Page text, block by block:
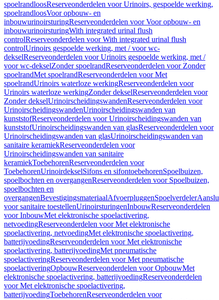
spoelrandloosReserveonderdelen voor Urinoirs, gespoelde werking,
spoelrandloosVoor opbouw- en
inbouwurinoirsturingReserveonderdelen voor Voor opbouw- en
inbouwurinoirsturingWith integrated urinal flush
controlReserveonderdelen voor With integrated urinal flush
controlUrinoirs gespoelde werking, met / voor wc-
dekselReserveonderdelen voor Urinoirs gespoelde werking, met /
voor wc-dekselZonder spoelrandReserveonderdelen voor Zonder
spoelrandMet spoelrandReserveonderdelen voor Met
spoelrandUrinoirs waterloze werkingReserveonderdelen voor
Urinoirs waterloze werkingZonder dekselReserveonderdelen voor
Zonder dekselUrinoirscheidingswandenReserveonderdelen voor
UrinoirscheidingswandenUrinoirscheidingswanden van
kunststofReserveonderdelen voor Urinoirscheidingswanden van
kunststofUrinoirscheidingswanden van glasReserveonderdelen voor
Urinoirscheidingswanden van glasUrinoirscheidingswanden van
sanitaire keramiekReserveonderdelen voor
Urinoirscheidingswanden van sanitaire
keramiekToebehorenReserveonderdelen voor
ToebehorenUrinoirdekselSifons en sifontoebehorenSpoelbuizen,
spoelbochten en overgangenReserveonderdelen voor Spoelbuizen,
spoelbochten en
overgangenBevestigingsmateriaalAfvoerpluggenSpoelverdeler
voor sanitaire toestellenUrinoirsturingenInbouwReserveonderdelen
voor InbouwMet elektronische spoelactivering,
netvoedingReserveonderdelen voor Met elektronische
spoelactivering, netvoedingMet elektronische spoelactivering,
batterijvoedingReserveonderdelen voor Met elektronische
spoelactivering, batterijvoedingMet pneumatische
spoelactiveringReserveonderdelen voor Met pneumatische
spoelactiveringOpbouwReserveonderdelen voor OpbouwMet
elektronische spoelactivering, batterijvoedingReserveonderdelen
voor Met elektronische spoelactivering,
batterijvoedingToebehorenReserveonderdelen voor